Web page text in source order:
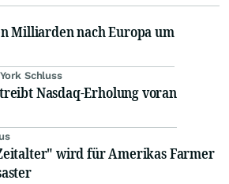
Milliarden nach Europa um
Schluss
Nasdaq-Erholung voran
wird für Amerikas Farmer